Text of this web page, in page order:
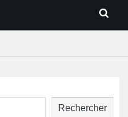
Rechercher